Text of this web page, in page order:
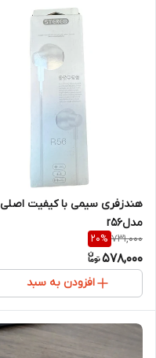
هندزفری سیمی با کیفیت اصلی
مدلr56
731,000
20%
578,000
افزودن به سبد